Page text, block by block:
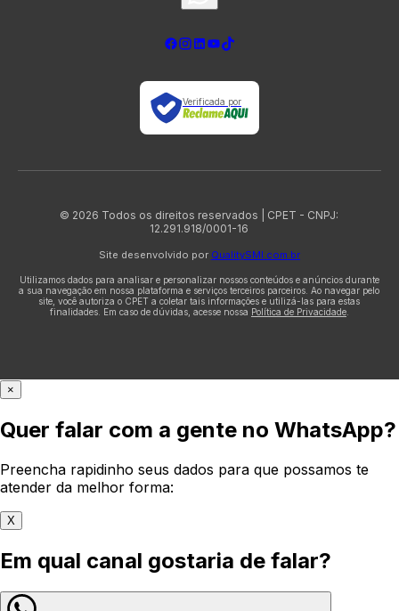
Verificada por
© 2026 Todos os direitos reservados | CPET - CNPJ:
12.291.918/0001-16
Site desenvolvido por QualitySMI.com.br
Utilizamos dados para analisar e personalizar nossos conteúdos e anúncios durante
a sua navegação em nossa plataforma e serviços terceiros parceiros. Ao navegar pelo
site, você autoriza o CPET a coletar tais informações e utilizá-las para estas
finalidades. Em caso de dúvidas, acesse nossa Política de Privacidade
×
Quer falar com a gente no WhatsApp?
Preencha rapidinho seus dados para que possamos te
atender da melhor forma:
X
Em qual canal gostaria de falar?